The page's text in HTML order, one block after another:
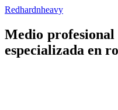
Redhardnheavy
Medio
especializada en